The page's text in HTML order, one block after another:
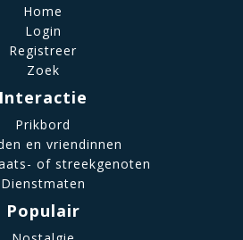
Home
Login
Registreer
Zoek
Interactie
Prikbord
en vriendinnen
of streekgenoten
Dienstmaten
Populair